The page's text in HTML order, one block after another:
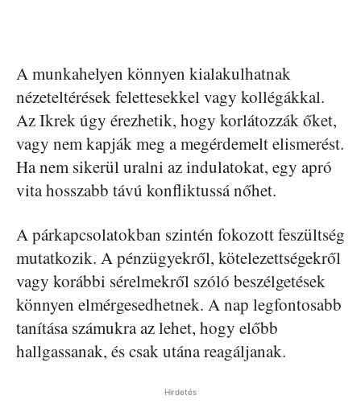
A munkahelyen könnyen kialakulhatnak
nézeteltérések felettesekkel vagy kollégákkal.
Az Ikrek úgy érezhetik, hogy korlátozzák őket,
vagy nem kapják meg a megérdemelt elismerést.
Ha nem sikerül uralni az indulatokat, egy apró
vita hosszabb távú konfliktussá nőhet.
A párkapcsolatokban szintén fokozott feszültség
mutatkozik. A pénzügyekről, kötelezettségekről
vagy korábbi sérelmekről szóló beszélgetések
könnyen elmérgesedhetnek. A nap legfontosabb
tanítása számukra az lehet, hogy előbb
hallgassanak, és csak utána reagáljanak.
Hirdetés